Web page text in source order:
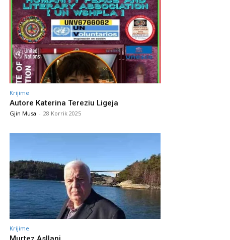
Krijime
Autore Katerina Tereziu Ligeja
Gjin Musa - 28 Korrik 2025
Krijime